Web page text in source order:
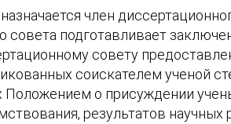
член
подготавливает
совету
соискателем ученой
о присуждении
результатов